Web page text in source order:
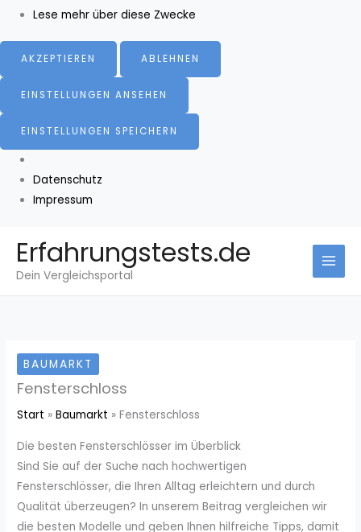
Lese mehr über diese Zwecke
AKZEPTIEREN ABLEHNEN
EINSTELLUNGEN ANSEHEN
EINSTELLUNGEN SPEICHERN
Datenschutz
Impressum
Inhalt
springen
Erfahrungstests.de
Dein Vergleichsportal
BAUMARKT
Fensterschloss
Start Baumarkt Fensterschloss
Die besten Fensterschlösser im Überblick
Sind Sie auf der Suche nach hochwertigen
Fensterschlösser, die Ihren Alltag erleichtern und durch
Qualität überzeugen? In unserem Beitrag vergleichen wir
die besten Modelle und geben Ihnen hilfreiche Tipps, damit